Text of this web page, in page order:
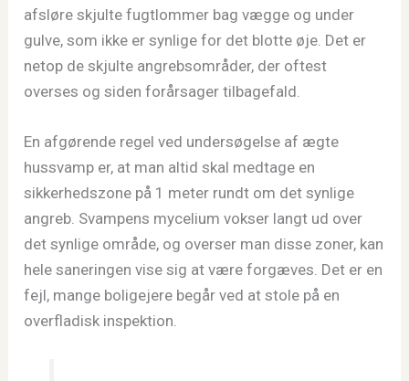
afsløre skjulte fugtlommer bag vægge og under
gulve, som ikke er synlige for det blotte øje. Det er
netop de skjulte angrebsområder, der oftest
overses og siden forårsager tilbagefald.
En afgørende regel ved undersøgelse af ægte
hussvamp er, at man altid skal medtage en
sikkerhedszone på 1 meter rundt om det synlige
angreb. Svampens mycelium vokser langt ud over
det synlige område, og overser man disse zoner, kan
hele saneringen vise sig at være forgæves. Det er en
fejl, mange boligejere begår ved at stole på en
overfladisk inspektion.